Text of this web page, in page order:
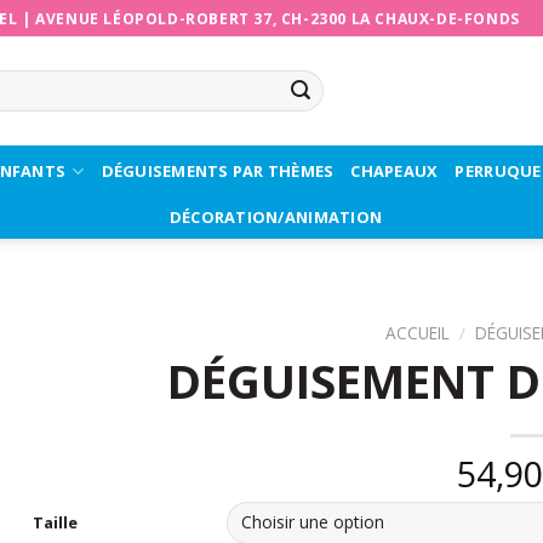
|AVENUE LÉOPOLD-ROBERT 37, CH-2300 LA CHAUX-DE-FONDS
DÉGUISEMENTS PAR THÈMES CHAPEAUX
DÉCORATION/ANIMATION
ACCUEIL /
DÉGUISEMENT
Taille